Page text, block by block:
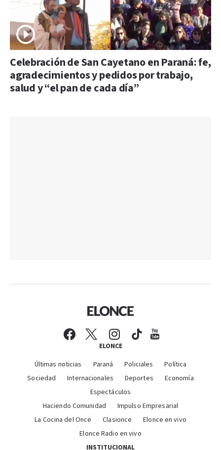
Celebración de San Cayetano en Paraná: fe,
agradecimientos y pedidos por trabajo,
salud y “el pan de cada día”
ELONCE
Últimas noticias Paraná Policiales
Política
Sociedad
Internacionales Deportes
Economía
Espectáculos
Haciendo Comunidad
Impulso Empresarial
La Cocina del Once
Clasionce
Elonce en vivo
Elonce Radio en vivo
INSTITUCIONAL